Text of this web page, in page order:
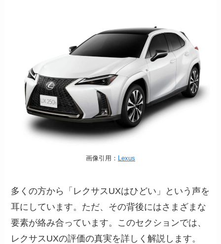
画像引用： Lexus
多くの方から「レクサスUXはひどい」という声を
耳にしています。ただ、その背後にはさまざまな
要素が絡み合っています。このセクションでは、
レクサスUXの評価の真実を詳しく解説します。